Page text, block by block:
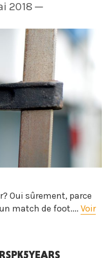
2018 ─
Oui sûrement, parce
match de foot.... Voir